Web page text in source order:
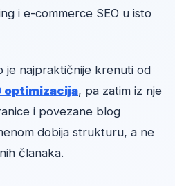
i e-commerce SEO u isto
je najpraktičnije krenuti od
optimizacija, pa zatim iz nje
i povezane blog
dobija strukturu, a ne
članaka.